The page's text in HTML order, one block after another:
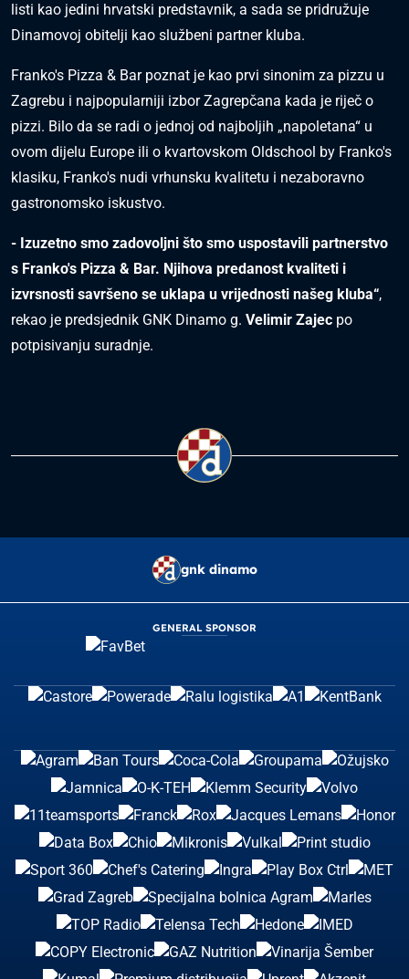
listi kao jedini hrvatski predstavnik, a sada se pridružuje
Dinamovoj obitelji kao službeni partner kluba.
Franko's Pizza & Bar poznat je kao prvi sinonim za pizzu u
Zagrebu i najpopularniji izbor Zagrepčana kada je riječ o
pizzi. Bilo da se radi o jednoj od najboljih „napoletana“ u
ovom dijelu Europe ili o kvartovskom Oldschool by Franko's
klasiku, Franko's nudi vrhunsku kvalitetu i nezaboravno
gastronomsko iskustvo.
- Izuzetno smo zadovoljni što smo uspostavili partnerstvo
s Franko's Pizza & Bar. Njihova predanost kvaliteti i
izvrsnosti savršeno se uklapa u vrijednosti našeg kluba“,
rekao je predsjednik GNK Dinamo g. Velimir Zajec po
potpisivanju suradnje.
gnk dinamo
GENERAL SPONSOR